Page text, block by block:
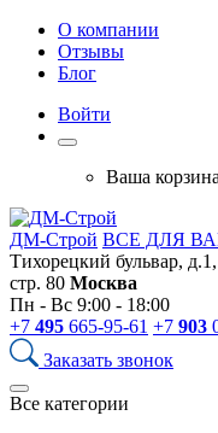
О компании
Отзывы
Блог
Войти
Ваша
ДМ-Строй ВСЕ ДЛЯ
Тихорецкий бульвар, д.1,
стр. 80 Москва
Пн - Вс 9:00 - 18:00
+7 495 665-95-61 +7 903
Заказать звонок
Все категории